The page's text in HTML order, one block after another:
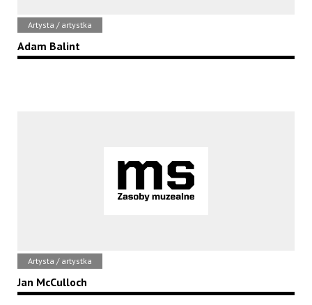
Artysta / artystka
Adam Balint
Artysta / artystka
Jan McCulloch